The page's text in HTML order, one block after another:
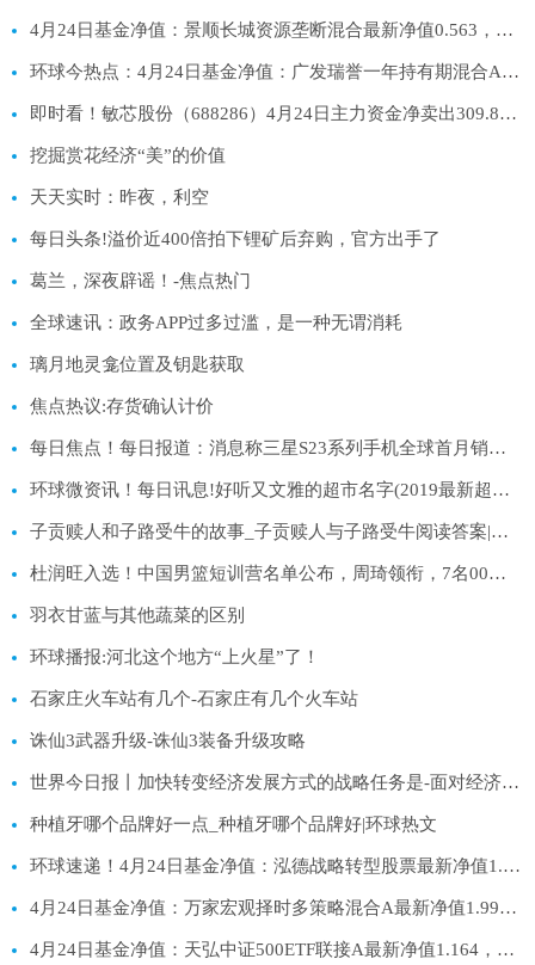
4月24日基金净值：景顺长城资源垄断混合最新净值0.563，跌1.57%|天天快看
环球今热点：4月24日基金净值：广发瑞誉一年持有期混合A最新净值0.9697，跌0.29%
即时看！敏芯股份（688286）4月24日主力资金净卖出309.85万元
挖掘赏花经济“美”的价值
天天实时：昨夜，利空
每日头条!溢价近400倍拍下锂矿后弃购，官方出手了
葛兰，深夜辟谣！-焦点热门
全球速讯：政务APP过多过滥，是一种无谓消耗
璃月地灵龛位置及钥匙获取
焦点热议:存货确认计价
每日焦点！每日报道：消息称三星S23系列手机全球首月销量277万台
环球微资讯！每日讯息!好听又文雅的超市名字(2019最新超市排行榜)
子贡赎人和子路受牛的故事_子贡赎人与子路受牛阅读答案|焦点日报
杜润旺入选！中国男篮短训营名单公布，周琦领衔，7名00后在列 每日热文
羽衣甘蓝与其他蔬菜的区别
环球播报:河北这个地方“上火星”了！
石家庄火车站有几个-石家庄有几个火车站
诛仙3武器升级-诛仙3装备升级攻略
世界今日报丨加快转变经济发展方式的战略任务是-面对经济新常态 要充分发挥市场在资源配置中的- 作用
种植牙哪个品牌好一点_种植牙哪个品牌好|环球热文
环球速递！4月24日基金净值：泓德战略转型股票最新净值1.3134，跌2.25%
4月24日基金净值：万家宏观择时多策略混合A最新净值1.9983，跌1.42%|天天报道
4月24日基金净值：天弘中证500ETF联接A最新净值1.164，跌0.62% 滚动